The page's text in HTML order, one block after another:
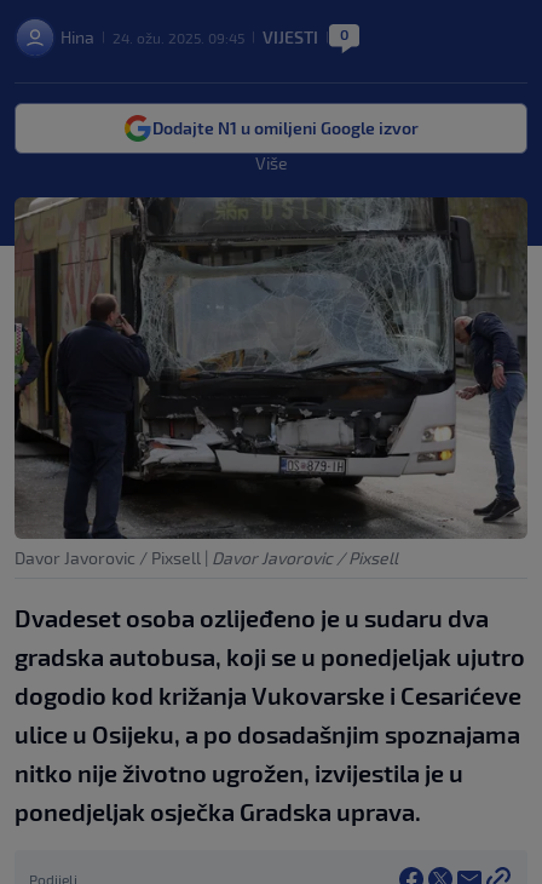
Hina 24. ožu. 2025. 09:45 VIJESTI 0
Dodajte N1 u omiljeni Google izvor
Više
Davor Javorovic / Pixsell | Davor Javorovic / Pixsell
Dvadeset osoba ozlijeđeno je u sudaru dva
gradska autobusa, koji se u ponedjeljak ujutro
dogodio kod križanja Vukovarske i Cesarićeve
ulice u Osijeku, a po dosadašnjim spoznajama
nitko nije životno ugrožen, izvijestila je u
ponedjeljak osječka Gradska uprava.
Podijeli